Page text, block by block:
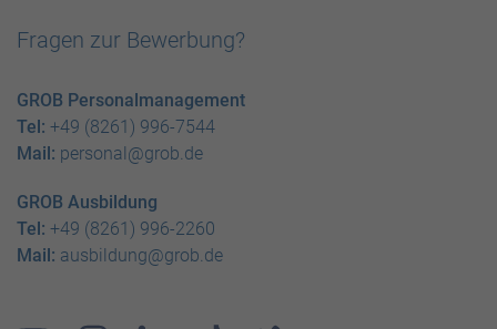
Fragen zur Bewerbung?
GROB Personalmanagement
Tel: +49 (8261) 996-7544
Mail: personal@grob.de
GROB Ausbildung
Tel: +49 (8261) 996-2260
Mail: ausbildung@grob.de